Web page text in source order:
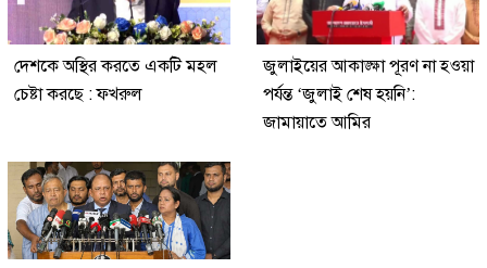
দেশকে অস্থির করতে একটি মহল
চেষ্টা করছে : ফখরুল
জুলাইয়ের আকাঙ্ক্ষা পূরণ না হওয়া
পর্যন্ত ‘জুলাই শেষ হয়নি’:
জামায়াতে আমির